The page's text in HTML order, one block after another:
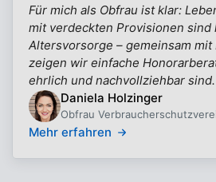
Für mich als Obfrau ist klar:
mit verdeckten Provisionen sind
Altersvorsorge – gemeinsam
zeigen wir einfache
ehrlich und nachvollziehbar sind.
Daniela Holzinger
Obfrau
Mehr erfahren